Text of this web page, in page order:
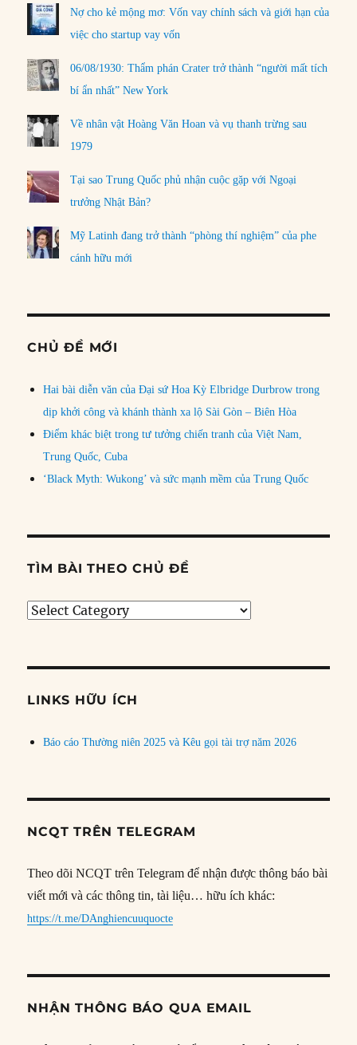
Nợ cho kẻ mộng mơ: Vốn vay chính sách và giới hạn của
việc cho startup vay vốn
06/08/1930: Thẩm phán Crater trở thành “người mất tích
bí ẩn nhất” New York
Về nhân vật Hoàng Văn Hoan và vụ thanh trừng sau
1979
Tại sao Trung Quốc phủ nhận cuộc gặp với Ngoại
trưởng Nhật Bản?
Mỹ Latinh đang trở thành “phòng thí nghiệm” của phe
cánh hữu mới
CHỦ ĐỀ MỚI
Hai bài diễn văn của Đại sứ Hoa Kỳ Elbridge Durbrow trong
dịp khởi công và khánh thành xa lộ Sài Gòn – Biên Hòa
Điểm khác biệt trong tư tưởng chiến tranh của Việt Nam,
Trung Quốc, Cuba
‘Black Myth: Wukong’ và sức mạnh mềm của Trung Quốc
TÌM BÀI THEO CHỦ ĐỀ
Tìm
đề
LINKS HỮU ÍCH
Báo cáo Thường niên 2025 và Kêu gọi tài trợ năm 2026
NCQT TRÊN TELEGRAM
Theo dõi NCQT trên Telegram để nhận được thông báo bài
viết mới và các thông tin, tài liệu… hữu ích khác:
https://t.me/DAnghiencuuquocte
NHẬN THÔNG BÁO QUA EMAIL